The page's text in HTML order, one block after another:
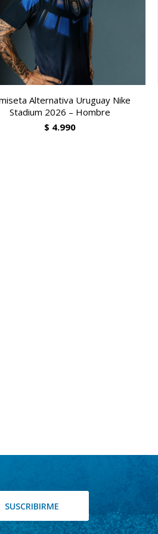
Alternativa Uruguay Nike
Stadium 2026 – Hombre
$ 4.990
SUSCRIBIRME